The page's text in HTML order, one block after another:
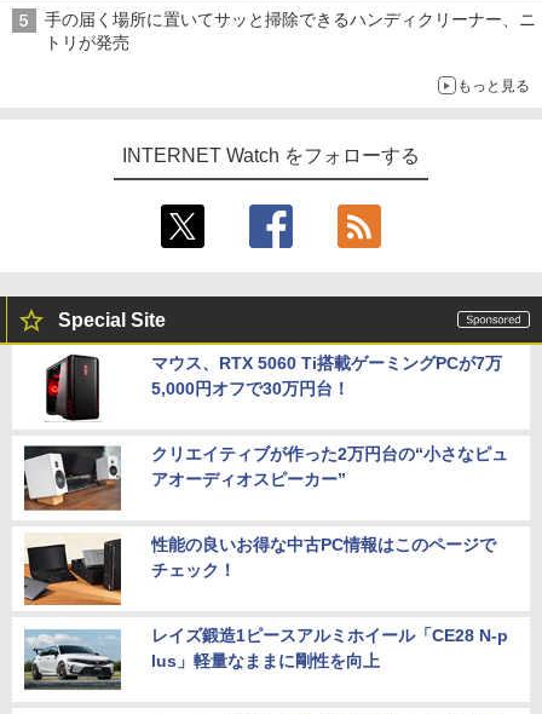
手の届く場所に置いてサッと掃除できるハンディクリーナー、ニ
トリが発売
もっと見る
INTERNET Watch をフォローする
Special Site
マウス、RTX 5060 Ti搭載ゲーミングPCが7万
5,000円オフで30万円台！
クリエイティブが作った2万円台の“小さなピュ
アオーディオスピーカー”
性能の良いお得な中古PC情報はこのページで
チェック！
レイズ鍛造1ピースアルミホイール「CE28 N-p
lus」軽量なままに剛性を向上